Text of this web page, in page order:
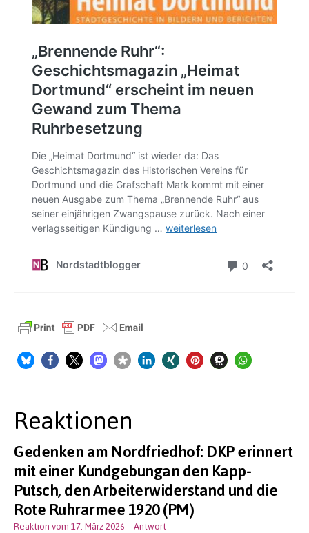
Reaktionen
Gedenken am Nordfriedhof: DKP erinnert
mit einer Kundgebungan den Kapp-
Putsch, den Arbeiterwiderstand und die
Rote Ruhrarmee 1920 (PM)
Reaktion vom 17. März 2026 – Antwort